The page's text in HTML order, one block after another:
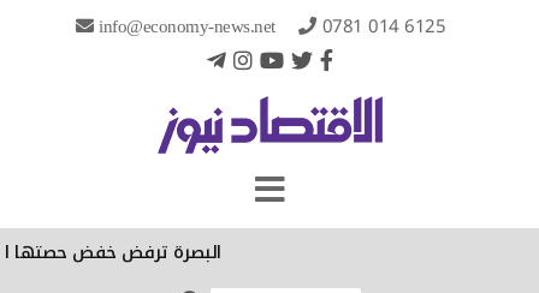
info@economy-news.net 0781 014 6125
البصرة ترفض خفض حصتها